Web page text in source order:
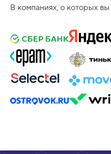
В компаниях, о которых